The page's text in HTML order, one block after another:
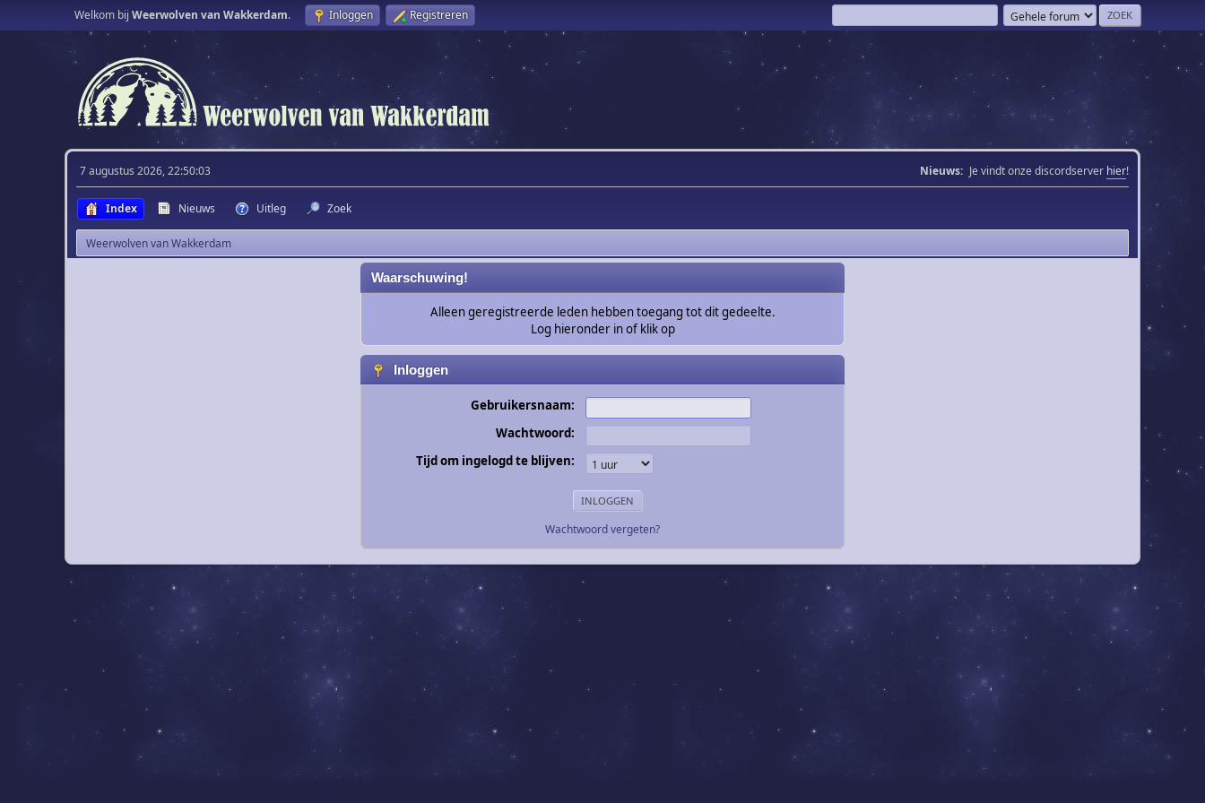
Welkom bij Weerwolven van Wakkerdam. Inloggen Registreren
7 augustus 2026, 22:50:03 Nieuws: Je vindt onze discordserver hier!
Index Nieuws Uitleg Zoek
Weerwolven van Wakkerdam
Waarschuwing!
Alleen geregistreerde leden hebben toegang tot dit gedeelte.
Log hieronder in of klik op
Inloggen
Gebruikersnaam:
Wachtwoord:
Tijd om ingelogd te blijven:
Wachtwoord vergeten?